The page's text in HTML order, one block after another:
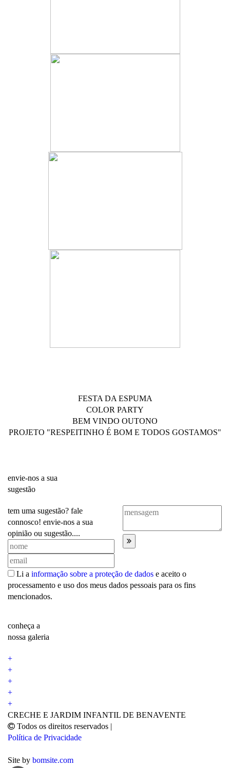
FESTA DA ESPUMA
COLOR PARTY
BEM VINDO OUTONO
PROJETO "RESPEITINHO É BOM E TODOS GOSTAMOS"
envie-nos a sua
sugestão
tem uma sugestão? fale
connosco! envie-nos a sua
opinião ou sugestão....
Li a informação sobre a proteção de dados e aceito o
processamento e uso dos meus dados pessoais para os fins
mencionados.
conheça a
nossa galeria
+
+
+
+
+
CRECHE E JARDIM INFANTIL DE BENAVENTE
Todos os direitos reservados |
Política de Privacidade
Site by bomsite.com